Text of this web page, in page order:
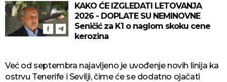
KAKO ĆE IZGLEDATI LETOVANJA
2026 - DOPLATE SU NEMINOVNE
Seničić za K1 o naglom skoku cene
kerozina
Već od septembra najavljeno je uvođenje novih linija ka
ostrvu Tenerife i Sevilji, čime će se dodatno ojačati